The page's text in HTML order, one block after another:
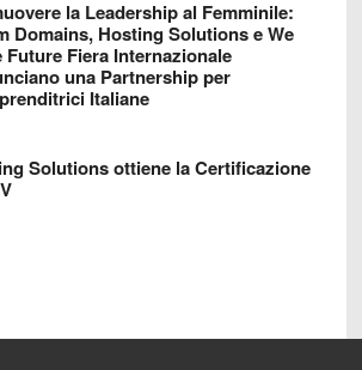
la Leadership al Femminile:
Domains, Hosting Solutions e We
Future Fiera Internazionale
una Partnership per
Italiane
Solutions ottiene la Certificazione